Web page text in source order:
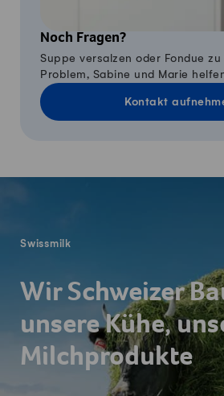
Noch Fragen?
Suppe versalzen oder Fondue zu
Problem, Sabine und Marie
Kontakt
Swissmilk
Wir Schweizer
unsere Kühe,
Milchprodukte